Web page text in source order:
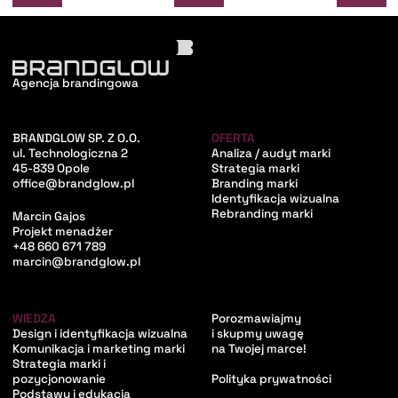
Agencja brandingowa
BRANDGLOW SP. Z O.O.
ul. Technologiczna 2
45-839 Opole
office@brandglow.pl
Marcin Gajos
Projekt menadżer
+48 660 671 789
marcin@brandglow.pl
OFERTA
Analiza / audyt marki
Strategia marki
Branding marki
Identyfikacja wizualna
Rebranding marki
WIEDZA
Design i identyfikacja wizualna
Komunikacja i marketing marki
Strategia marki i
pozycjonowanie
Podstawy i edukacja
Porozmawiajmy
i skupmy uwagę
na Twojej marce!
Polityka prywatności